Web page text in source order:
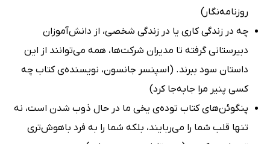
روزنامه‌نگار)
چه در زندگی کاری یا در زندگی شخصی، از دانش‌آموزان
دبیرستانی گرفته تا مدیران شرکت‌ها، همه می‌توانند از این
داستان سود ببرند. (اسپنسر جانسون، نویسنده‌ی کتاب چه
کسی پنیر مرا جابه‌جا کرد)
پنگو‌ئن‌های کتاب توده‌ی یخی ما در حال ذوب شدن است، نه
تنها قلب شما را می‌ربایند، بلکه شما را به فرد باهوش‌تری